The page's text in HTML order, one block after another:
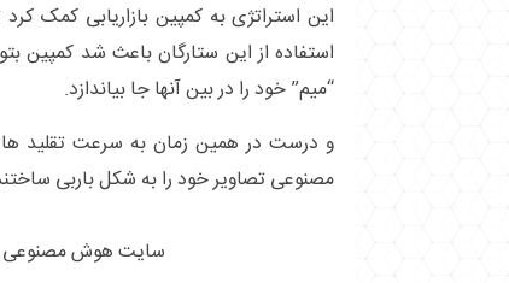
این استراتژی به کمپین بازاریابی کمک
استفاده از این ستارگان باعث شد کمپین
“میم” خود را در بین آنها جا بیاندازد.
و درست در همین زمان به سرعت تقلید
مصنوعی تصاویر خود را به شکل باربی
سایت هوش مصنوعی bairbie.me